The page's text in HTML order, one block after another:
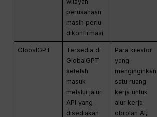
wilayah
perusahaan
masih perlu
dikonfirmasi
GlobalGPT
Tersedia di
GlobalGPT
setelah
masuk
melalui jalur
API yang
disediakan
Para kreator
yang
menginginkan
satu ruang
kerja untuk
alur kerja
obrolan AI,